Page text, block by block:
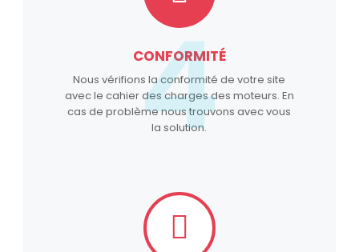
CONFORMITÉ
Nous vérifions la conformité de votre site
avec le cahier des charges des moteurs. En
cas de problème nous trouvons avec vous
la solution.
4